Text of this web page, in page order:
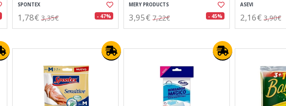
SPONTEX
1,78€ 3,35€ - 47%
MERY PRODUCTS
3,95€ 7,22€ - 45%
ASEVI
2,16€ 3,90€